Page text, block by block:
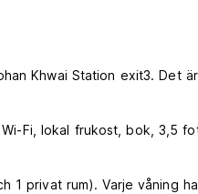
Khwai Station exit3. Det
Fi, lokal frukost, bok, 3,5
1 privat rum). Varje våning